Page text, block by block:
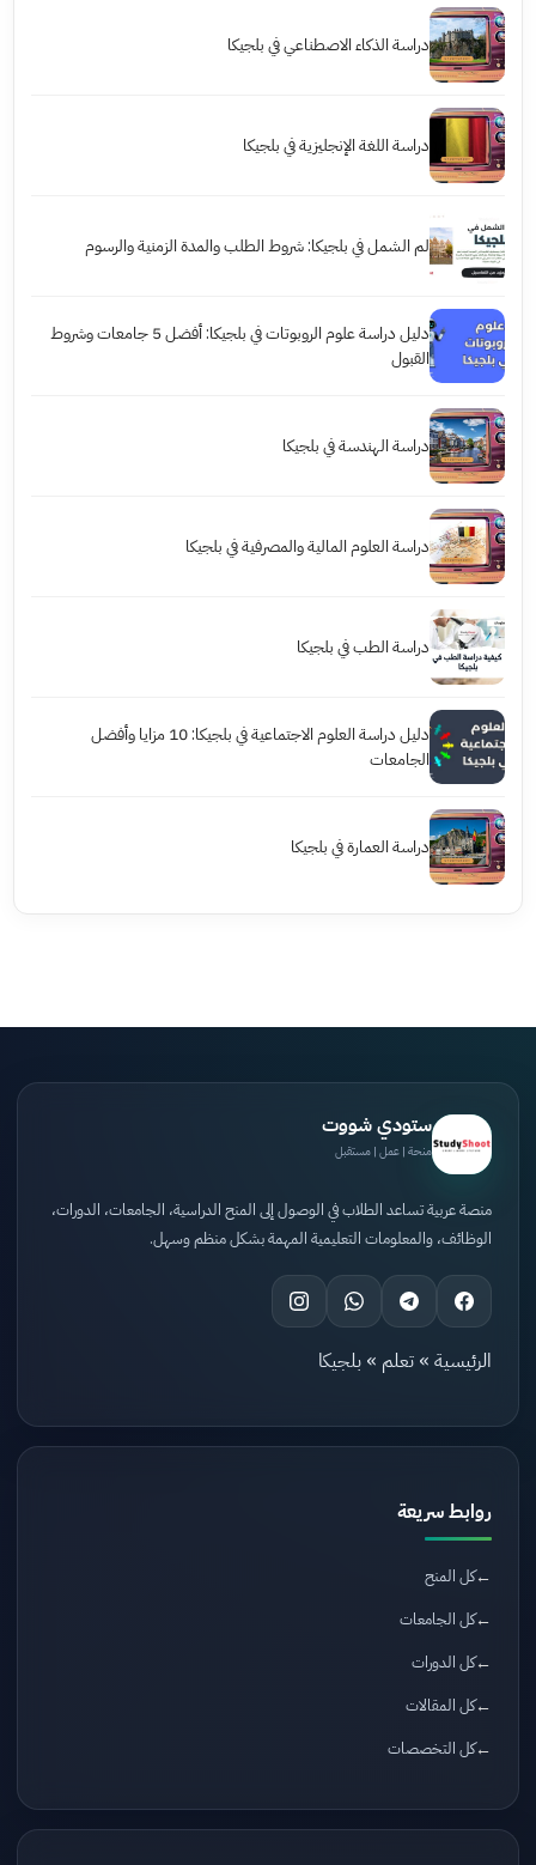
دراسة الذكاء الاصطناعي في بلجيكا
دراسة اللغة الإنجليزية في بلجيكا
لم الشمل في بلجيكا: شروط الطلب والمدة الزمنية والرسوم
دليل دراسة علوم الروبوتات في بلجيكا: أفضل 5 جامعات وشروط
القبول
دراسة الهندسة في بلجيكا
دراسة العلوم المالية والمصرفية في بلجيكا
دراسة الطب في بلجيكا
دليل دراسة العلوم الاجتماعية في بلجيكا: 10 مزايا وأفضل
الجامعات
دراسة العمارة في بلجيكا
ستودي شووت
منحة | عمل | مستقبل
منصة عربية تساعد الطلاب في الوصول إلى المنح الدراسية، الجامعات، الدورات،
الوظائف، والمعلومات التعليمية المهمة بشكل منظم وسهل.
الرئيسية » تعلم » بلجيكا
روابط سريعة
كل المنح
كل الجامعات
كل الدورات
كل المقالات
كل التخصصات